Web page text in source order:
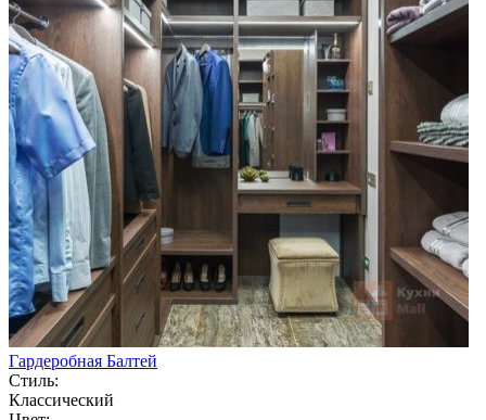
Гардеробная Балтей
Стиль:
Классический